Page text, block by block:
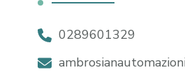
0289601329